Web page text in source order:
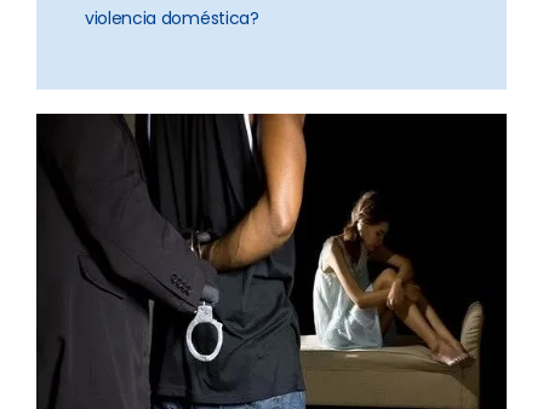
violencia doméstica?